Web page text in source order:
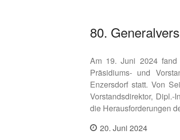
80.
Am 19. Juni 2024 fand
Präsidiums- und
Enzersdorf statt. Von
Vorstandsdirektor,
die Herausforderungen
20. Juni 2024